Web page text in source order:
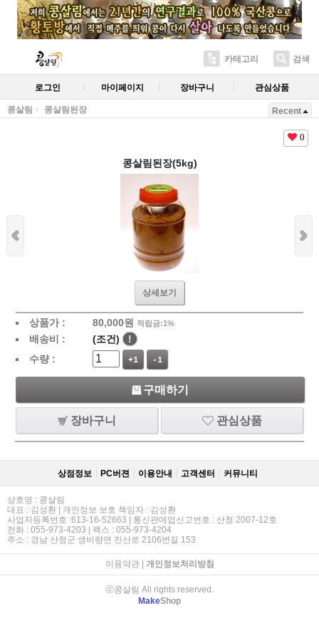
카테고리 검색
로그인 마이페이지 장바구니 관심상품
콩살림 콩살림된장 Recent
0
콩살림된장(5kg)
상세보기
상품가 : 80,000원 적립금:1%
배송비 : (조건)
!
수량 :
+1 -1
구매하기
장바구니 관심상품
상점정보 PC버젼 이용안내 고객센터 커뮤니티
상호명 : 콩살림
대표 : 김성환 | 개인정보 보호 책임자 : 김성환
사업자등록번호 :613-16-52663 | 통신판매업신고번호 : 산청 2007-12호
전화 : 055-973-4203 | 팩스 : 055-973-4204
주소 : 경남 산청군 생비량면 진산로 2106번길 153
이용약관| 개인정보처리방침
ⓒ콩살림 All rights reserved.
MakeShop